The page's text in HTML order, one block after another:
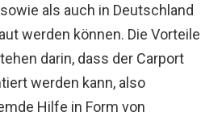
als auch in Deutschland
werden können. Die Vorteile
darin, dass der Carport
werden kann, also
Hilfe in Form von